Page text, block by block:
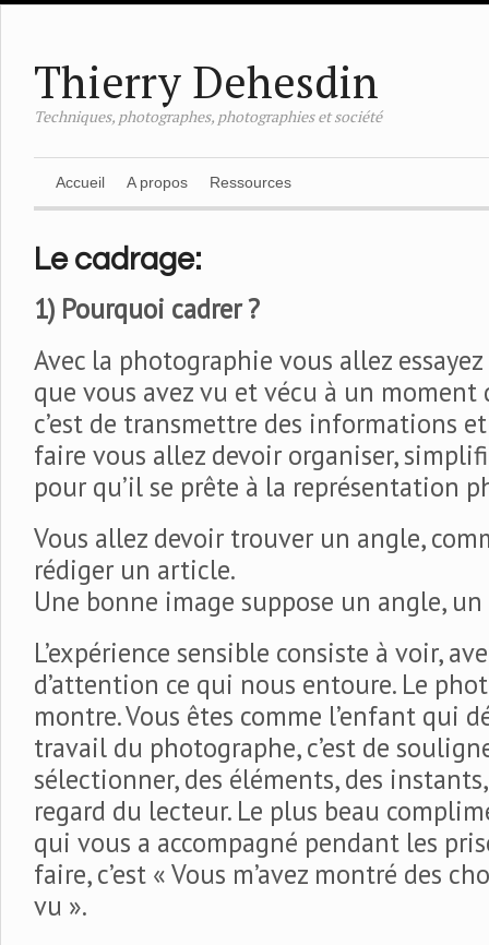
Thierry Dehesdin
Techniques, photographes, photographies et société
Accueil A propos Ressources
Le cadrage:
1) Pourquoi cadrer ?
Avec la photographie vous allez
que vous avez vu et vécu à un
c’est de transmettre des informations
faire vous allez devoir organiser,
pour qu’il se prête à la représentation
Vous allez devoir trouver un angle,
rédiger un article.
Une bonne image suppose un angle, un
L’expérience sensible consiste à voir,
d’attention ce qui nous entoure. Le
montre. Vous êtes comme l’enfant qui
travail du photographe, c’est de
sélectionner, des éléments, des
regard du lecteur. Le plus beau
qui vous a accompagné pendant les
faire, c’est « Vous m’avez montré des
vu ».